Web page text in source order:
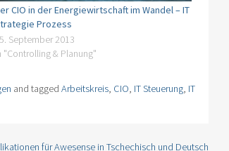
CIO in der Energiewirtschaft im Wandel – IT
Prozess
September 2013
"Controlling & Planung"
and tagged Arbeitskreis, CIO, IT Steuerung, IT
für Awesense in Tschechisch und Deutsch